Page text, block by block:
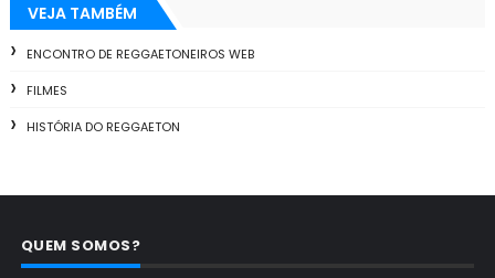
VEJA TAMBÉM
ENCONTRO DE REGGAETONEIROS WEB
FILMES
HISTÓRIA DO REGGAETON
QUEM SOMOS?